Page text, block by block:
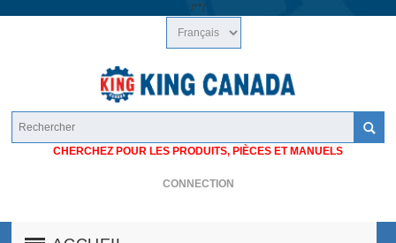
/**/
CHERCHEZ POUR LES PRODUITS, PIÈCES ET MANUELS
CONNECTION